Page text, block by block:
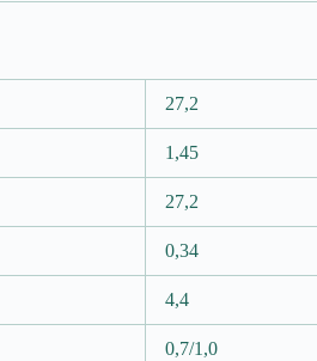
27,2
1,45
27,2
0,34
4,4
0,7/1,0